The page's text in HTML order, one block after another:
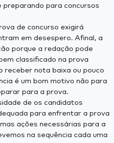
para concursos
de concurso exigirá
em desespero. Afinal, a
porque a redação pode
classificado na prova
receber nota baixa ou pouco
é um bom motivo não para
para a prova.
de os candidatos
para enfrentar a prova
ações necessárias para a
na sequência cada uma